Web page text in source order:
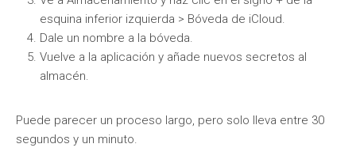
esquina inferior izquierda > Bóveda de iCloud.
Dale un nombre a la bóveda.
Vuelve a la aplicación y añade nuevos secretos al
almacén.
Puede parecer un proceso largo, pero solo lleva entre 30
segundos y un minuto.